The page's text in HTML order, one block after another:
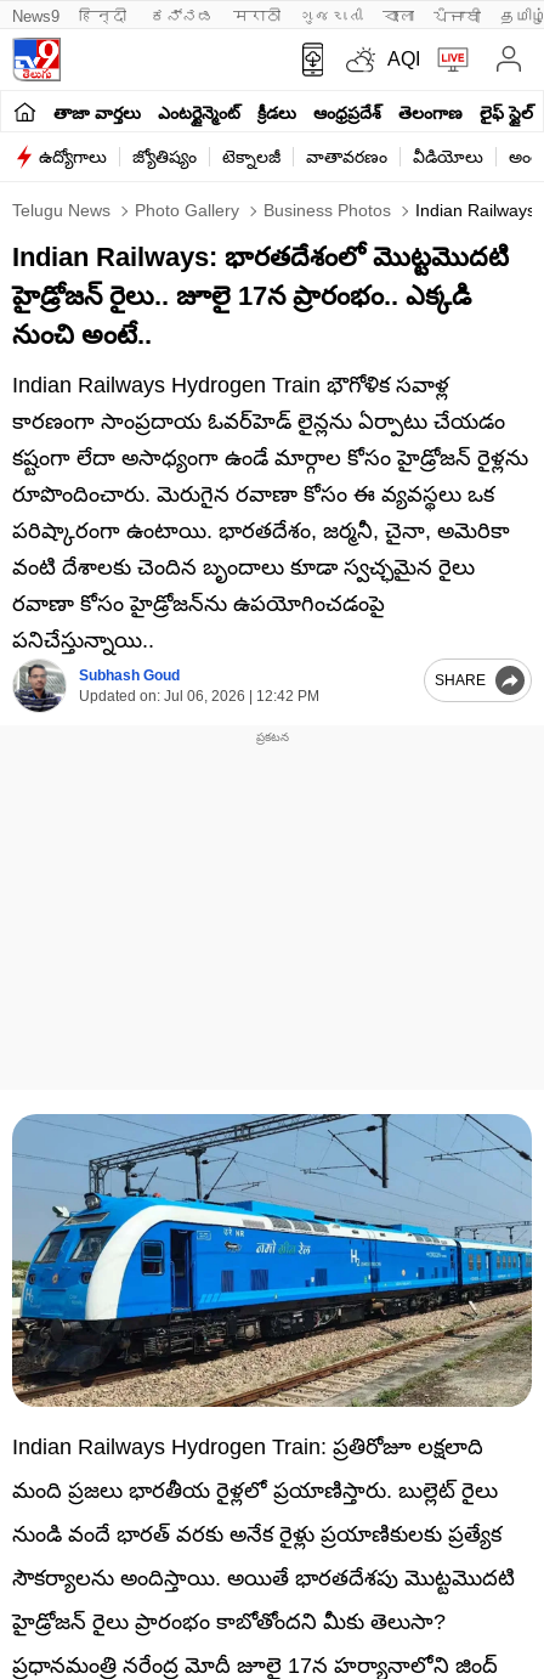
News9 हिन्दी ಕನ್ನಡ मराठी ગુજરાતી বাংলা ਪੰਜਾਬੀ
AQI
తాజా వార్తలు ఎంటర్టైన్మెంట్ క్రీడలు ఆంధ్రప్రదేశ్ తెలంగాణ లైఫ్ స్టైల్
ఉద్యోగాలు జ్యోతిష్యం టెక్నాలజీ వాతావరణం వీడియోలు
Telugu News Photo Gallery Business Photos Indian
Indian Railways: భారతదేశంలో మొట్టమొదటి
హైడ్రోజన్ రైలు.. జూలై 17న ప్రారంభం.. ఎక్కడి
నుంచి అంటే..
Indian Railways Hydrogen Train భౌగోళిక సవాళ్ల
కారణంగా సాంప్రదాయ ఓవర్‌హెడ్ లైన్లను ఏర్పాటు చేయడం
కష్టంగా లేదా అసాధ్యంగా ఉండే మార్గాల కోసం హైడ్రోజన్ రైళ్లను
రూపొందించారు. మెరుగైన రవాణా కోసం ఈ వ్యవస్థలు ఒక
పరిష్కారంగా ఉంటాయి. భారతదేశం, జర్మనీ, చైనా, అమెరికా
వంటి దేశాలకు చెందిన బృందాలు కూడా స్వచ్ఛమైన రైలు
రవాణా కోసం హైడ్రోజన్‌ను ఉపయోగించడంపై
పనిచేస్తున్నాయి..
Subhash Goud
Updated on: Jul 06, 2026 | 12:42 PM
SHARE
Indian Railways Hydrogen Train: ప్రతిరోజూ లక్షలాది
మంది ప్రజలు భారతీయ రైళ్లలో ప్రయాణిస్తారు. బుల్లెట్ రైలు
నుండి వందే భారత్ వరకు అనేక రైళ్లు ప్రయాణికులకు ప్రత్యేక
సౌకర్యాలను అందిస్తాయి. అయితే భారతదేశపు మొట్టమొదటి
హైడ్రోజన్ రైలు ప్రారంభం కాబోతోందని మీకు తెలుసా?
ప్రధానమంత్రి నరేంద్ర మోదీ జూలై 17న హర్యానాలోని జింద్